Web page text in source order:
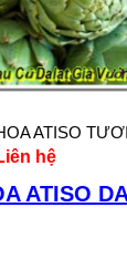
ATISO TƯƠI
hệ
ATISO